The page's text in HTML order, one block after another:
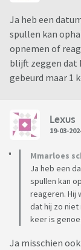
Ja heb een
spullen kan
opnemen of
blijft zeggen dat
gebeurd maar 1
Lexus
19-03-
Mmarloes
Ja heb een
spullen kan
reageren. Hij
dat hij zo niet
keer is
Ja misschien